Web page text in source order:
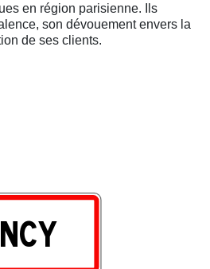
en région parisienne. Ils
son dévouement envers la
de ses clients.